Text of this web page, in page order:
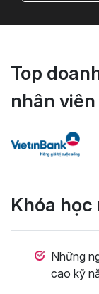
Top
nhân viên
Khóa học
Những
cao kỹ